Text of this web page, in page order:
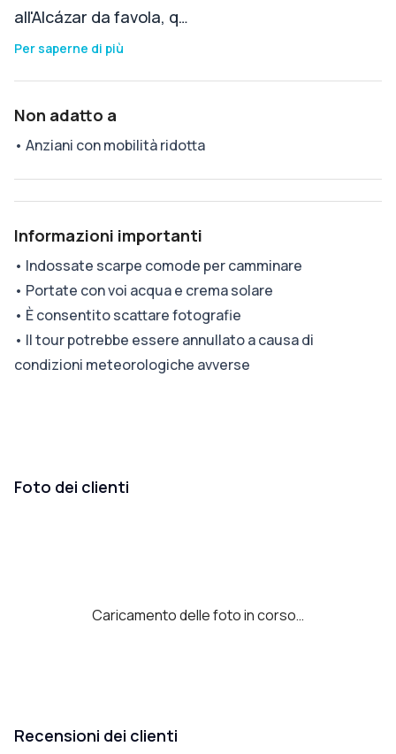
all'Alcázar da favola, q…
Per saperne di più
Non adatto a
• Anziani con mobilità ridotta
Informazioni importanti
• Indossate scarpe comode per camminare
• Portate con voi acqua e crema solare
• È consentito scattare fotografie
• Il tour potrebbe essere annullato a causa di
condizioni meteorologiche avverse
Foto dei clienti
Caricamento delle foto in corso…
Recensioni dei clienti